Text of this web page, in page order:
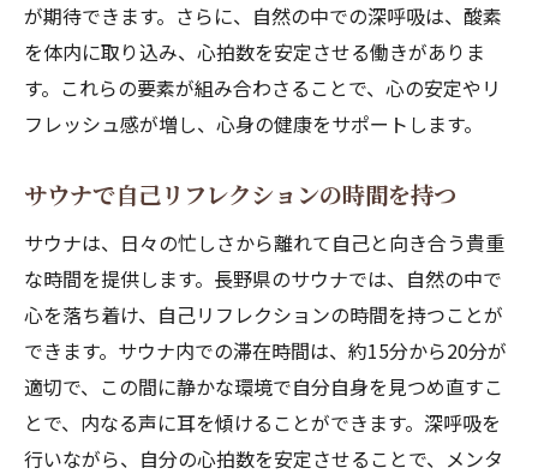
が期待できます。さらに、自然の中での深呼吸は、酸素
を体内に取り込み、心拍数を安定させる働きがありま
す。これらの要素が組み合わさることで、心の安定やリ
フレッシュ感が増し、心身の健康をサポートします。
サウナで自己リフレクションの時間を持つ
サウナは、日々の忙しさから離れて自己と向き合う貴重
な時間を提供します。長野県のサウナでは、自然の中で
心を落ち着け、自己リフレクションの時間を持つことが
できます。サウナ内での滞在時間は、約15分から20分が
適切で、この間に静かな環境で自分自身を見つめ直すこ
とで、内なる声に耳を傾けることができます。深呼吸を
行いながら、自分の心拍数を安定させることで、メンタ